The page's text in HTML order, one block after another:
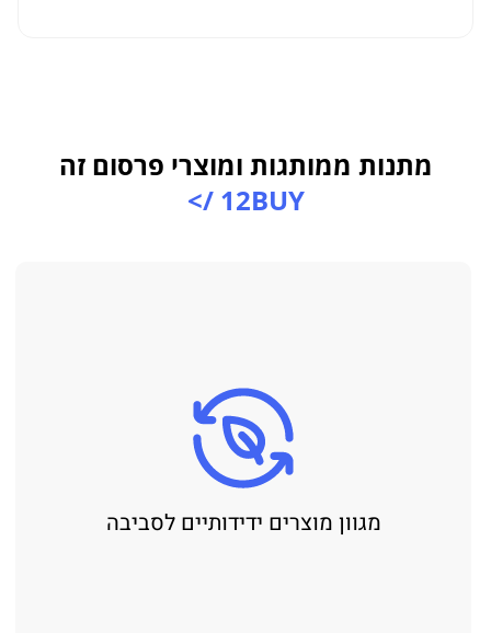
מתנות ממותגות ומוצרי פרסום זה
12BUY />
מגוון מוצרים ידידותיים לסביבה